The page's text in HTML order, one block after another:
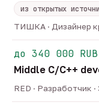
из открытых
ТИШКА · Дизайнер
до 340 000 RUB
Middle C/C++
RED · Разработчик